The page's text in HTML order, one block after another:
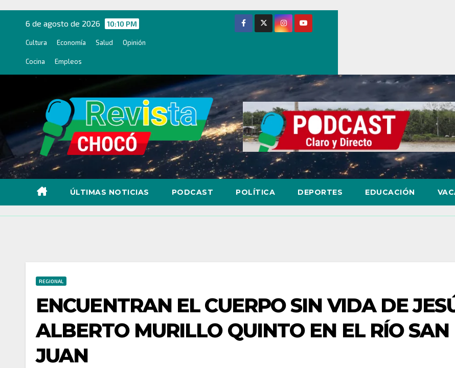
contenido
6 de agosto de 2026 10:10 PM
Cultura Economía Salud Opinión
Cocina Empleos
ÚLTIMAS NOTICIAS PODCAST POLÍTICA DEPORTES EDUCACIÓN
REGIONAL
ENCUENTRAN EL CUERPO SIN VIDA DE
ALBERTO MURILLO QUINTO EN EL RÍO SAN
JUAN